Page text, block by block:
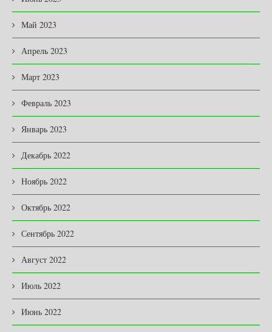
Май 2023
Апрель 2023
Март 2023
Февраль 2023
Январь 2023
Декабрь 2022
Ноябрь 2022
Октябрь 2022
Сентябрь 2022
Август 2022
Июль 2022
Июнь 2022